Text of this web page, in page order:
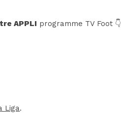
APPLI programme TV Foot 👇
Liga.